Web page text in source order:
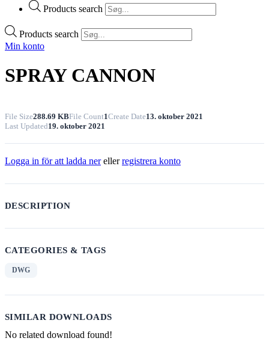
Products search
Products search
Min konto
SPRAY CANNON
File Size288.69 KBFile Count1Create Date13. oktober 2021
Last Updated19. oktober 2021
Logga in för att ladda nerellerregistrera konto
DESCRIPTION
CATEGORIES & TAGS
DWG
SIMILAR DOWNLOADS
No related download found!